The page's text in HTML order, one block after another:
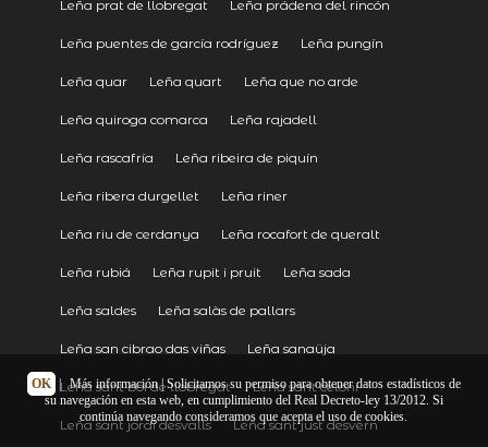
Leña prat de llobregat Leña prádena del rincón
Leña puentes de garcía rodríguez Leña pungín
Leña quar Leña quart Leña que no arde
Leña quiroga comarca Leña rajadell
Leña rascafría Leña ribeira de piquín
Leña ribera durgellet Leña riner
Leña riu de cerdanya Leña rocafort de queralt
Leña rubiá Leña rupit i pruit Leña sada
Leña saldes Leña salàs de pallars
Leña san cibrao das viñas Leña sanaüja
Leña sant boi de llobregat Leña sant celoni
Leña sant jordi desvalls Leña sant just desvern
OK | Más información| Solicitamos su permiso para obtener datos estadísticos de
su navegación en esta web, en cumplimiento del Real Decreto-ley 13/2012. Si
continúa navegando consideramos que acepta el uso de cookies.